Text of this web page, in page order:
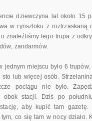
dziewczyna lat około 15
w rynsztoku z roztrzaskaną
znaleźliśmy tego trupa z
żandarmów.
jednym miejscu było 6 trupów.
lub więcej osób.
pociągu nie było.
obok stacji. Dziś po
aby kupić tam gazetę.
co się tam w nocy działo.